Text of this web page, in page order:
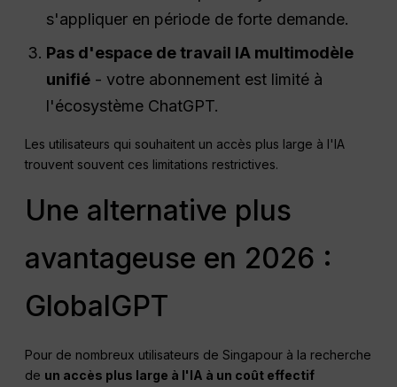
s'appliquer en période de forte demande.
Pas d'espace de travail IA multimodèle
unifié - votre abonnement est limité à
l'écosystème ChatGPT.
Les utilisateurs qui souhaitent un accès plus large à l'IA
trouvent souvent ces limitations restrictives.
Une alternative plus
avantageuse en 2026 :
GlobalGPT
Pour de nombreux utilisateurs de Singapour à la recherche
de un accès plus large à l'IA à un coût effectif